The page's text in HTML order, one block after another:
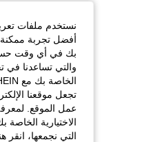
نستخدم ملفات
أفضل تجربة
بك في أي وقت حسب
والتي تساعدنا في
تجعل موقعنا
عمل الموقع.
الاختيارية
التي نجمعها،